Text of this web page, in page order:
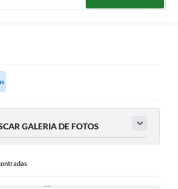
GALERIA DE FOTOS